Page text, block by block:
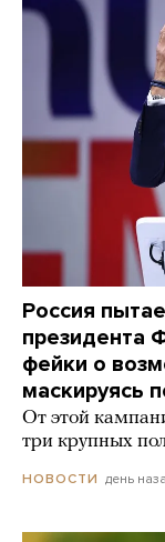
Россия
президента
фейки о
маскируясь
От этой
три крупных
НОВОСТИ день